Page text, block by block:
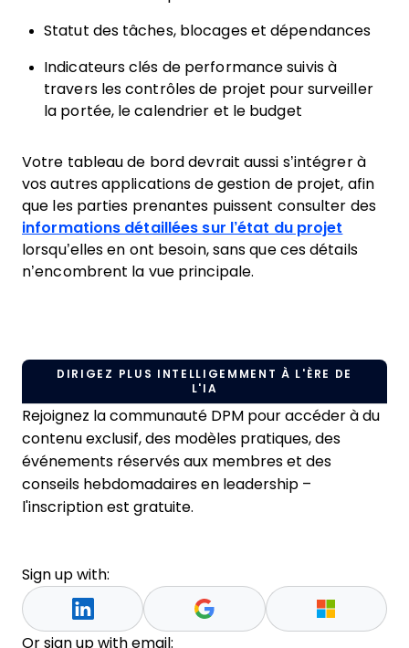
Statut des tâches, blocages et dépendances
Indicateurs clés de performance suivis à
travers les contrôles de projet pour surveiller
la portée, le calendrier et le budget
Votre tableau de bord devrait aussi s’intégrer à
vos autres applications de gestion de projet, afin
que les parties prenantes puissent consulter des
informations détaillées sur l’état du projet
lorsqu’elles en ont besoin, sans que ces détails
n’encombrent la vue principale.
DIRIGEZ PLUS INTELLIGEMMENT À L'ÈRE DE
L'IA
Rejoignez la communauté DPM pour accéder à du
contenu exclusif, des modèles pratiques, des
événements réservés aux membres et des
conseils hebdomadaires en leadership –
l'inscription est gratuite.
Sign up with:
Or sign up with email: